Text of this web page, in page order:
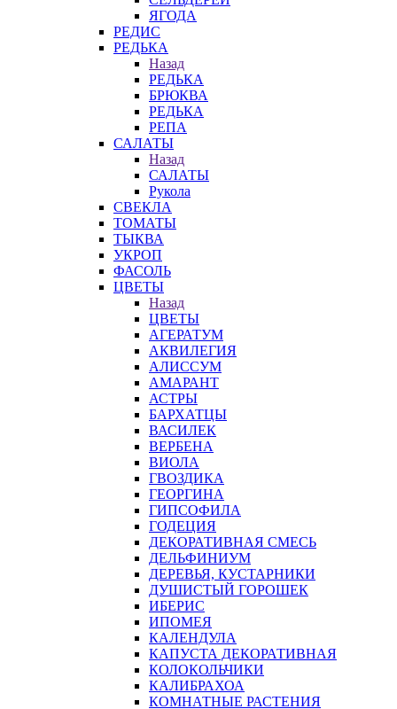
ЯГОДА
РЕДИС
РЕДЬКА
Назад
РЕДЬКА
БРЮКВА
РЕДЬКА
РЕПА
САЛАТЫ
Назад
САЛАТЫ
Рукола
СВЕКЛА
ТОМАТЫ
ТЫКВА
УКРОП
ФАСОЛЬ
ЦВЕТЫ
Назад
ЦВЕТЫ
АГЕРАТУМ
АКВИЛЕГИЯ
АЛИССУМ
АМАРАНТ
АСТРЫ
БАРХАТЦЫ
ВАСИЛЕК
ВЕРБЕНА
ВИОЛА
ГВОЗДИКА
ГЕОРГИНА
ГИПСОФИЛА
ГОДЕЦИЯ
ДЕКОРАТИВНАЯ СМЕСЬ
ДЕЛЬФИНИУМ
ДЕРЕВЬЯ, КУСТАРНИКИ
ДУШИСТЫЙ ГОРОШЕК
ИБЕРИС
ИПОМЕЯ
КАЛЕНДУЛА
КАПУСТА ДЕКОРАТИВНАЯ
КОЛОКОЛЬЧИКИ
КАЛИБРАХОА
КОМНАТНЫЕ РАСТЕНИЯ